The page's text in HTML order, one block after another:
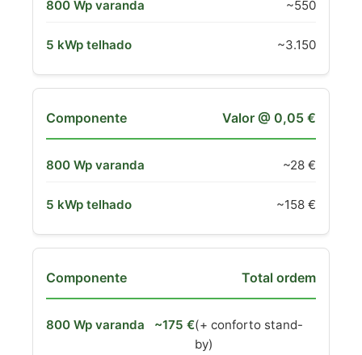
~550
~3.150
Valor @ 0,05 €
~28 €
~158 €
Total ordem
~175 €(+ conforto stand-
by)